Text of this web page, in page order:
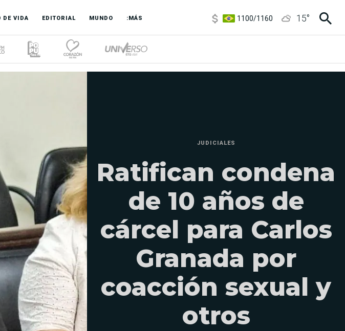
DE VIDA EDITORIAL MUNDO :MÁS 15°
JUDICIALES
Ratifican condena
de 10 años de
cárcel para Carlos
Granada por
coacción sexual y
otros